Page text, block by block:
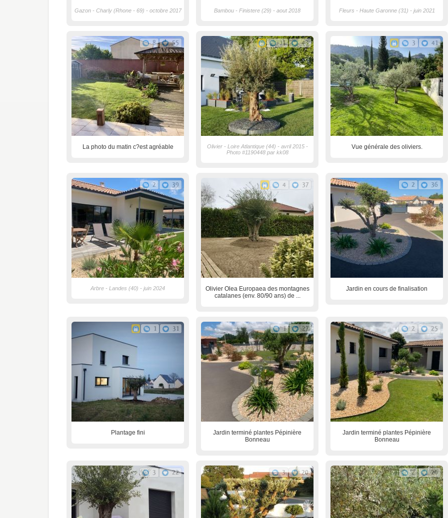
Gazon - Charly (Rhone - 69) - octobre 2017 Bambou - Finistere (29) - aout 2018 Fleurs - Haute Garonne (31) - juin 2021
8 55
La photo du matin c?est agréable
11 43
Olivier - Loire Atlantique (44) - avril 2015 -
Photo #1190448 par kk08
3 41
Vue générale des oliviers.
2 39
Arbre - Landes (40) - juin 2024
4 37
Olivier Olea Europaea des montagnes
catalanes (env. 80/90 ans) de ...
2 36
Jardin en cours de finalisation
1 31
Plantage fini
1 27
Jardin terminé plantes Pépinière
Bonneau
2 25
Jardin terminé plantes Pépinière
Bonneau
3 22 3 20 2 20